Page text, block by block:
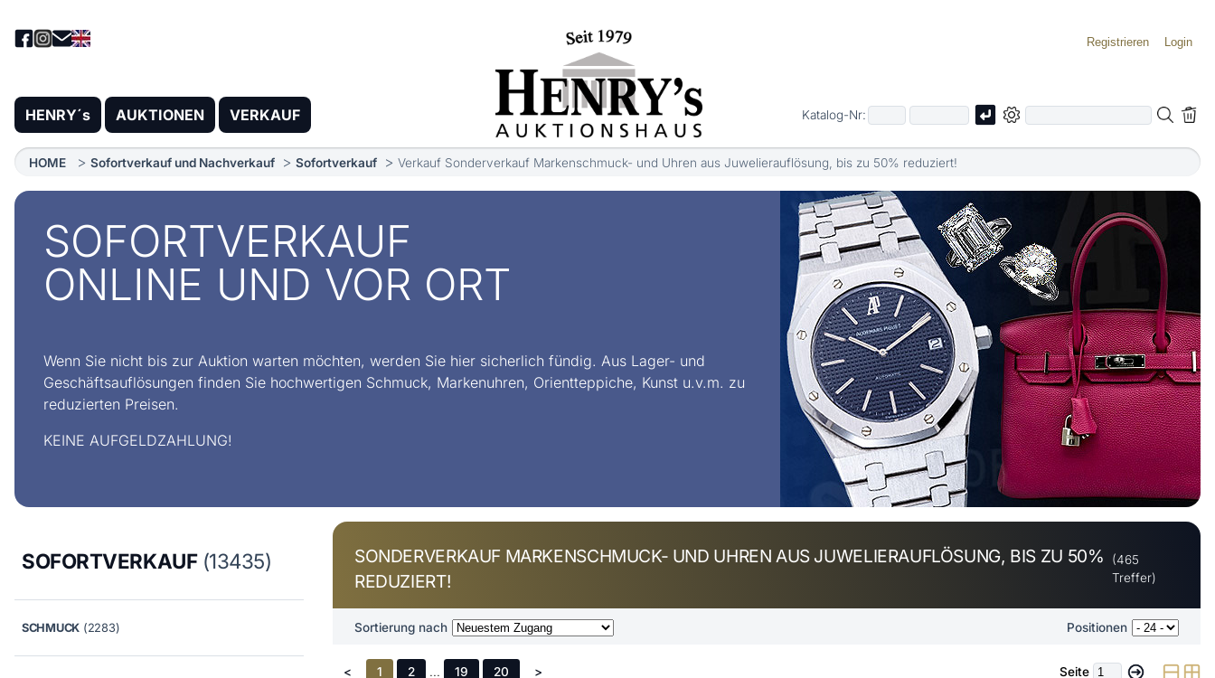
Registrieren Login
HENRY´s AUKTIONEN VERKAUF Katalog-Nr:
HOME Sofortverkauf und Nachverkauf Sofortverkauf Verkauf Sonderverkauf Markenschmuck- und Uhren aus Juwelierauflösung, bis zu 50% reduziert!
SOFORTVERKAUF
ONLINE UND VOR ORT
Wenn Sie nicht bis zur Auktion warten möchten, werden Sie hier sicherlich fündig. Aus Lager- und
Geschäftsauflösungen finden Sie hochwertigen Schmuck, Markenuhren, Orientteppiche, Kunst u.v.m. zu
reduzierten Preisen.
KEINE AUFGELDZAHLUNG!
SOFORTVERKAUF(13435)
SCHMUCK (2283)
SONDERVERKAUF MARKENSCHMUCK- UND UHREN AUS JUWELIERAUFLÖSUNG, BIS ZU 50%
REDUZIERT!
(465
Treffer)
Sortierung nach Positionen
< 1 2 ... 19 20 > Seite